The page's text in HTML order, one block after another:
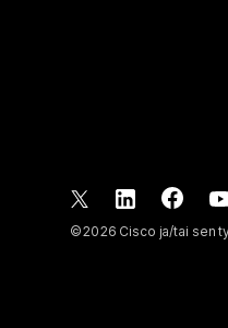
©2026 Cisco ja/tai sen